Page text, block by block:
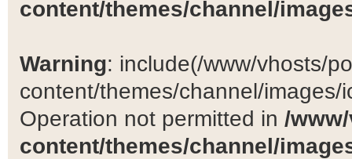
content/themes/channel/
Warning: include(/www/vhosts/
content/themes/channel/
Operation not permitted in /
content/themes/channel/